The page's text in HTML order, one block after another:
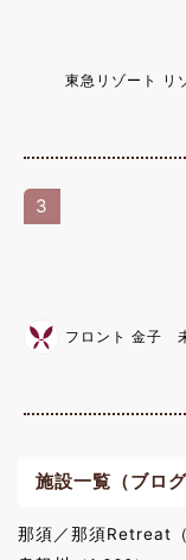
東急リゾート リ
3
フロント 金子
施設一覧（ブログ
那須／那須Retreat（